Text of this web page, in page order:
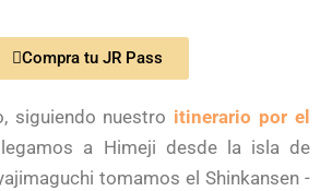
Compra tu JR Pass
siguiendo nuestro itinerario por el
a Himeji desde la isla de
tomamos el Shinkansen -